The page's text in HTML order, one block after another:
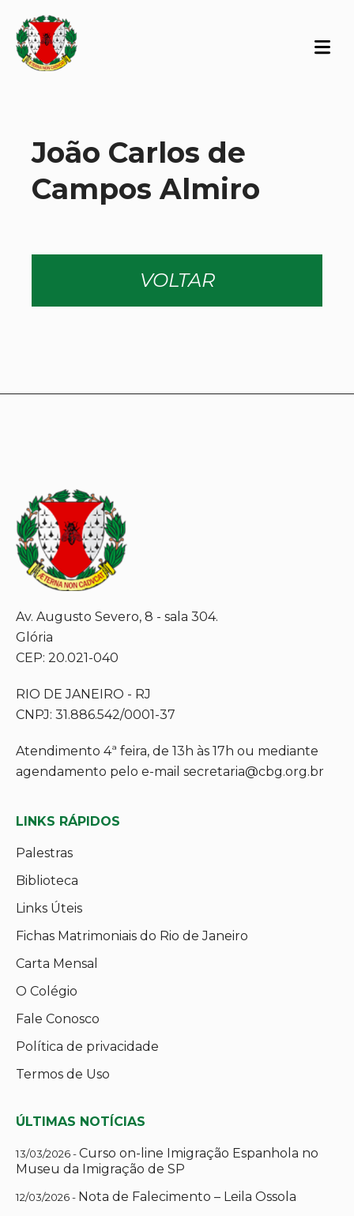
João Carlos de
Campos Almiro
VOLTAR
Av. Augusto Severo, 8 - sala 304.
Glória
CEP: 20.021-040
RIO DE JANEIRO - RJ
CNPJ: 31.886.542/0001-37
Atendimento 4ª feira, de 13h às 17h ou mediante
agendamento pelo e-mail secretaria@cbg.org.br
LINKS RÁPIDOS
Palestras
Biblioteca
Links Úteis
Fichas Matrimoniais do Rio de Janeiro
Carta Mensal
O Colégio
Fale Conosco
Política de privacidade
Termos de Uso
ÚLTIMAS NOTÍCIAS
13/03/2026 -Curso on-line Imigração Espanhola no
Museu da Imigração de SP
12/03/2026 - Nota de Falecimento – Leila Ossola